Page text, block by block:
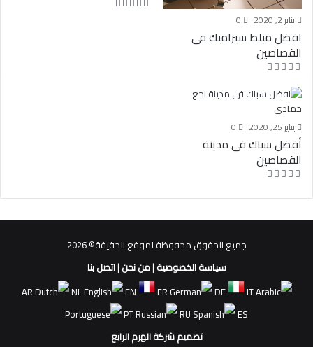
يناير 2, 2020 0
افضل مبلط سيراميك فى
القصاصين
يناير 25, 2020 0
أفضل سباك فى مدينة
القصاصين
جميع الحقوق محفوظة لموقع الحقيقة© 2026
سياسة الخصوصية|من نحن|اتصل بنا
AR
NL EN FR DE
IT
PT
RU
ES
تصميم شركة الهرم الرابع